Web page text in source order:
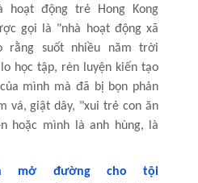
hoạt động trẻ Hong Kong
gọi là "nhà hoạt động xã
rằng suốt nhiều năm trời
lo học tập, rèn luyện kiến tạo
mình mà đã bị bọn phản
vá, giật dây, "xui trẻ con ăn
hoặc mình là anh hùng, là
mở đường cho tội